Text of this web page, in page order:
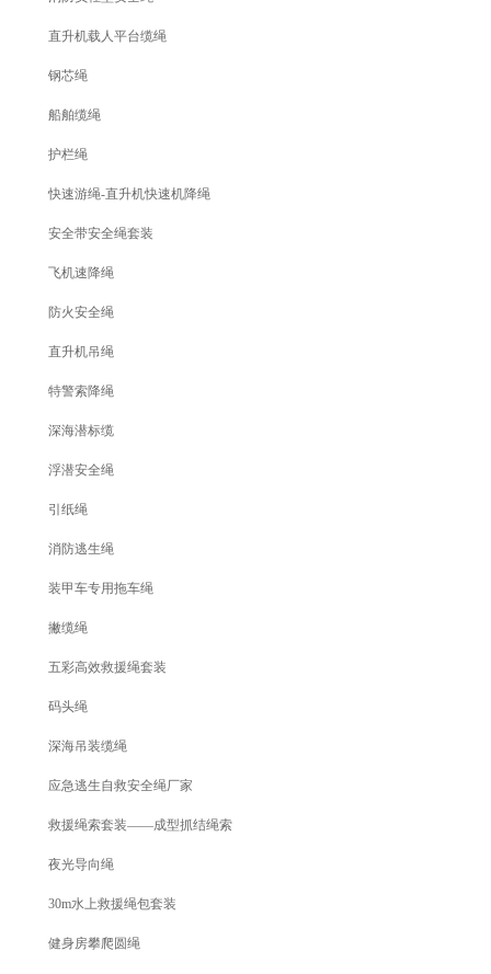
直升机载人平台缆绳
钢芯绳
船舶缆绳
护栏绳
快速游绳-直升机快速机降绳
安全带安全绳套装
飞机速降绳
防火安全绳
直升机吊绳
特警索降绳
深海潜标缆
浮潜安全绳
引纸绳
消防逃生绳
装甲车专用拖车绳
撇缆绳
五彩高效救援绳套装
码头绳
深海吊装缆绳
应急逃生自救安全绳厂家
救援绳索套装——成型抓结绳索
夜光导向绳
30m水上救援绳包套装
健身房攀爬圆绳